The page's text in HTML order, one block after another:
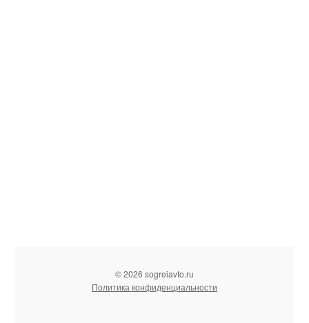
© 2026 sogreiavto.ru
Политика конфиденциальности